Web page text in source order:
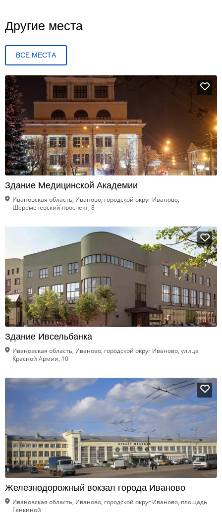
Другие места
ВСЕ МЕСТА
Здание Медицинской Академии
Ивановская область, Иваново, городской округ Иваново,
Шереметевский проспект, 8
Здание Ивсельбанка
Ивановская область, Иваново, городской округ Иваново, улица
Красной Армии, 10
Железнодорожный вокзал города Иваново
Ивановская область, Иваново, городской округ Иваново, площадь
Генкиной